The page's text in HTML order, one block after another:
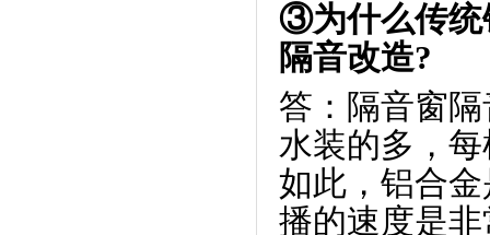
③为什么传统
隔音改造?
答：隔音窗
水装的多，
如此，铝合
播的速度是